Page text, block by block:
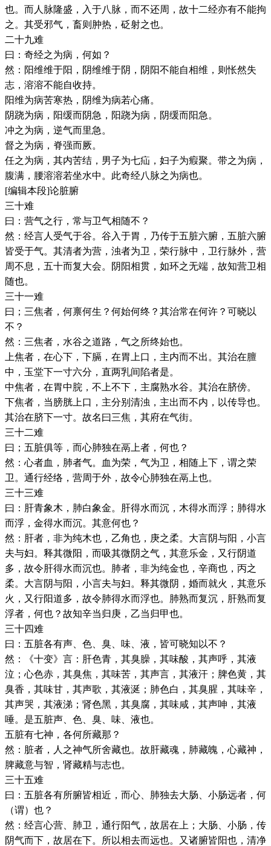
也。而人脉隆盛，入于八脉，而不还周，故十二经亦有不能拘
之。其受邪气，畜则肿热，砭射之也。
二十九难
曰：奇经之为病，何如？
然：阳维维于阳，阴维维于阴，阴阳不能自相维，则怅然失
志，溶溶不能自收持。
阳维为病苦寒热，阴维为病若心痛。
阴跷为病，阳缓而阴急，阳跷为病，阴缓而阳急。
冲之为病，逆气而里急。
督之为病，脊强而厥。
任之为病，其内苦结，男子为七疝，妇子为瘕聚。带之为病，
腹满，腰溶溶若坐水中。此奇经八脉之为病也。
[编辑本段]论脏腑
三十难
曰：营气之行，常与卫气相随不？
然：经言人受气于谷。谷入于胃，乃传于五脏六腑，五脏六腑
皆受于气。其清者为营，浊者为卫，荣行脉中，卫行脉外，营
周不息，五十而复大会。阴阳相贯，如环之无端，故知营卫相
随也。
三十一难
曰；三焦者，何禀何生？何始何终？其治常在何许？可晓以
不？
然：三焦者，水谷之道路，气之所终始也。
上焦者，在心下，下膈，在胃上口，主内而不出。其治在膻
中，玉堂下一寸六分，直两乳间陷者是。
中焦者，在胃中脘，不上不下，主腐熟水谷。其治在脐傍。
下焦者，当膀胱上口，主分别清浊，主出而不内，以传导也。
其治在脐下一寸。故名曰三焦，其府在气街。
三十二难
曰；五脏俱等，而心肺独在鬲上者，何也？
然：心者血，肺者气。血为荣，气为卫，相随上下，谓之荣
卫。通行经络，营周于外，故令心肺独在鬲上也。
三十三难
曰：肝青象木，肺白象金。肝得水而沉，木得水而浮；肺得水
而浮，金得水而沉。其意何也？
然：肝者，非为纯木也，乙角也，庚之柔。大言阴与阳，小言
夫与妇。释其微阳，而吸其微阴之气，其意乐金，又行阴道
多，故令肝得水而沉也。肺者，非为纯金也，辛商也，丙之
柔。大言阴与阳，小言夫与妇。释其微阴，婚而就火，其意乐
火，又行阳道多，故令肺得水而浮也。肺熟而复沉，肝熟而复
浮者，何也？故知辛当归庚，乙当归甲也。
三十四难
曰：五脏各有声、色、臭、味、液，皆可晓知以不？
然：《十变》言：肝色青，其臭臊，其味酸，其声呼，其液
泣；心色赤，其臭焦，其味苦，其声言，其液汗；脾色黄，其
臭香，其味甘，其声歌，其液涎；肺色白，其臭腥，其味辛，
其声哭，其液涕；肾色黑，其臭腐，其味咸，其声呻，其液
唾。是五脏声、色、臭、味、液也。
五脏有七神，各何所藏那？
然：脏者，人之神气所舍藏也。故肝藏魂，肺藏魄，心藏神，
脾藏意与智，肾藏精与志也。
三十五难
曰：五脏各有所腑皆相近，而心、肺独去大肠、小肠远者，何
（谓）也？
然：经言心营、肺卫，通行阳气，故居在上；大肠、小肠，传
阴气而下，故居在下。所以相去而远也。又诸腑皆阳也，清净